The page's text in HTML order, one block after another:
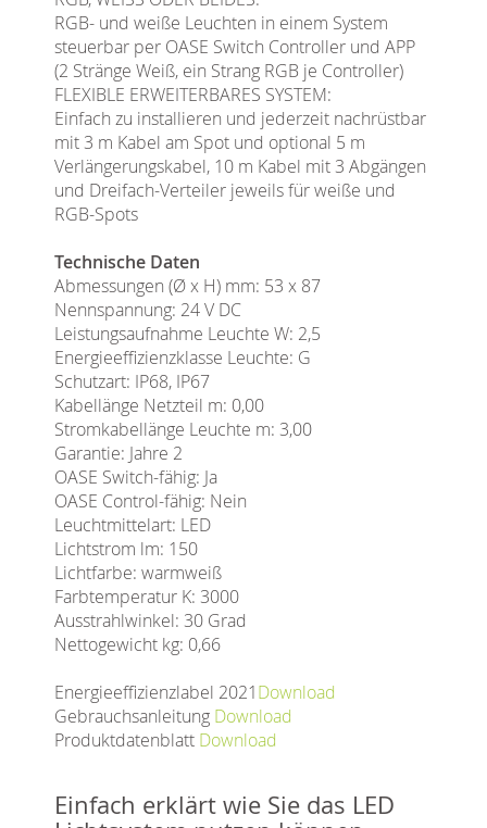
RGB- und weiße Leuchten in einem System
steuerbar per OASE Switch Controller und APP
(2 Stränge Weiß, ein Strang RGB je Controller)
FLEXIBLE ERWEITERBARES SYSTEM:
Einfach zu installieren und jederzeit nachrüstbar
mit 3 m Kabel am Spot und optional 5 m
Verlängerungskabel, 10 m Kabel mit 3 Abgängen
und Dreifach-Verteiler jeweils für weiße und
RGB-Spots
Technische Daten
Abmessungen (Ø x H) mm: 53 x 87
Nennspannung: 24 V DC
Leistungsaufnahme Leuchte W: 2,5
Energieeffizienzklasse Leuchte: G
Schutzart: IP68, IP67
Kabellänge Netzteil m: 0,00
Stromkabellänge Leuchte m: 3,00
Garantie: Jahre 2
OASE Switch-fähig: Ja
OASE Control-fähig: Nein
Leuchtmittelart: LED
Lichtstrom lm: 150
Lichtfarbe: warmweiß
Farbtemperatur K: 3000
Ausstrahlwinkel: 30 Grad
Nettogewicht kg: 0,66
Energieeffizienzlabel 2021Download
Gebrauchsanleitung Download
Produktdatenblatt Download
Einfach erklärt wie Sie das LED